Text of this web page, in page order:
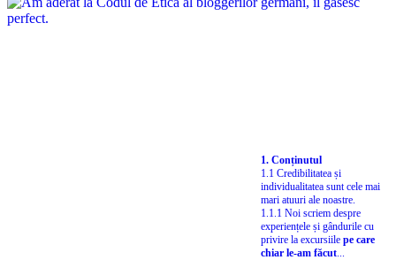
1. Conținutul
1.1 Credibilitatea și
individualitatea sunt cele mai
mari atuuri ale noastre.
1.1.1 Noi scriem despre
experiențele și gândurile cu
privire la excursiile pe care
chiar le-am făcut